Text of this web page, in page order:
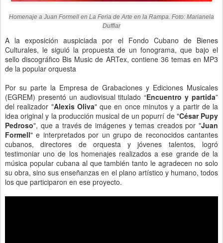
Homenaje a Juan Formell en La Feria de Arte en la Rampa. Foto: Marianela
Dufflar
A la exposición auspiciada por el Fondo Cubano de Bienes
Culturales, le siguió la propuesta de un fonograma, que bajo el
sello discográfico Bis Music de ARTex, contiene 36 temas en MP3
de la popular orquesta
Por su parte la Empresa de Grabaciones y Ediciones Musicales
(EGREM) presentó un audiovisual titulado “Encuentro y partida”
del realizador "Alexis Oliva" que en once minutos y a partir de la
idea original y la producción musical de un popurrí de "César Pupy
Pedroso", que a través de imágenes y temas creados por "Juan
Formell" e interpretados por un grupo de reconocidos cantantes
cubanos, directores de orquesta y jóvenes talentos, logró
testimoniar uno de los homenajes realizados a ese grande de la
música popular cubana al que también tanto le agradecen no solo
su obra, sino sus enseñanzas en el plano artístico y humano, todos
los que participaron en ese proyecto.